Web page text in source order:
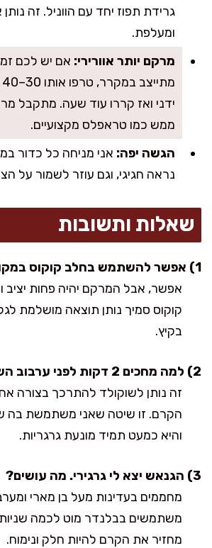
גרידת תפוז יחד עם הווניל. זה
ומעלפת.
מרקם יותר אוורירי: אם יש לכם
ידני ואז קררו עוד שעה. מתקבל
ממש כמו טראפלס מקצועיים.
הגשה יפה: אני מניחה כל כדור
נראה חגיגי, וגם עוזר לשמור על
שאלות ותשובות
1) אפשר להשתמש בחלב קוקוס במקום קרם קוקוס?
אפשר, אבל המרקם יהיה פחות יציב
קוקוס סמיך נותן תוצאה מושלמת
בקיץ.
2) למה מחכים 2 דקות לפני ערבוב השוקולד?
זה נותן לשוקולד להתרכך בצורה
הקרם. זו שיטה שאני משתמשת בה
והיא כמעט תמיד מונעת גרגריות.
3) הגנאש יצא לי גרגירי. מה עושים?
מחממים בעדינות מעל בן מארי
משתמשים בבלנדר מוט לכמה
מחזיר את הקרם להיות חלק ונימוח.